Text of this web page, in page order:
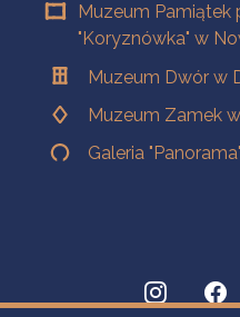
Muzeum Pamiątek
"Koryznówka" w
Muzeum Dwór w
Muzeum Zamek
Galeria "Panorama"